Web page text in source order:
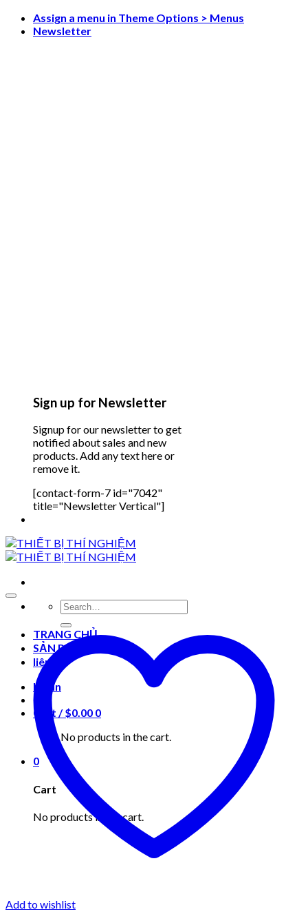
Skip
Assign a menu in Theme Options > Menus
Newsletter
Sign up for Newsletter
Signup for our newsletter to get
notified about sales and new
products. Add any text here or
remove it.
[contact-form-7 id="7042"
title="Newsletter Vertical"]
Search
for:
TRANG CHỦ
SẢN PHẨM
liên hệ
Login
Cart /$0.00 0
No products in the cart.
0
Cart
No products in the cart.
Add to wishlist